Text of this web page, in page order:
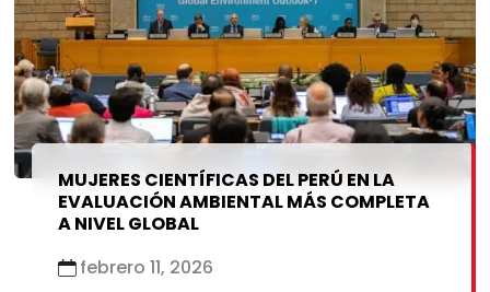
MUJERES CIENTÍFICAS DEL PERÚ EN LA
EVALUACIÓN AMBIENTAL MÁS COMPLETA
A NIVEL GLOBAL
febrero 11, 2026